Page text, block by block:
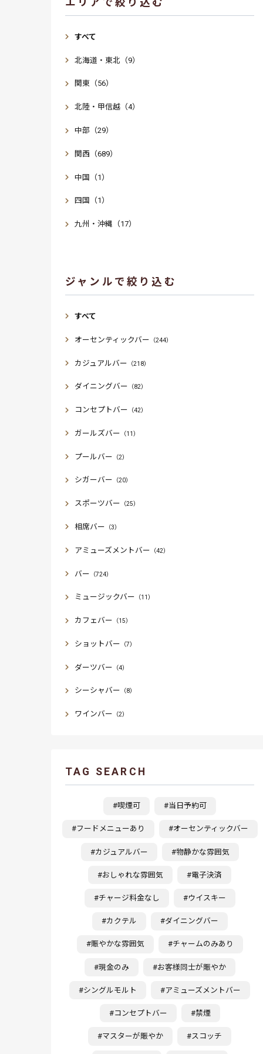
すべて
北海道・東北（9）
関東（56）
北陸・甲信越（4）
中部（29）
関西（689）
中国（1）
四国（1）
九州・沖縄（17）
ジャンルで絞り込む
すべて
オーセンティックバー （244）
カジュアルバー （218）
ダイニングバー （82）
コンセプトバー （42）
ガールズバー （11）
プールバー （2）
シガーバー （20）
スポーツバー （25）
相席バー （3）
アミューズメントバー （42）
バー （724）
ミュージックバー （11）
カフェバー （15）
ショットバー （7）
ダーツバー （4）
シーシャバー （8）
ワインバー （2）
TAG SEARCH
#喫煙可 #当日予約可
#フードメニューあり #オーセンティックバー
#カジュアルバー #物静かな雰囲気
#おしゃれな雰囲気 #電子決済
#チャージ料金なし #ウイスキー
#カクテル #ダイニングバー
#賑やかな雰囲気 #チャームのみあり
#現金のみ #お客様同士が賑やか
#シングルモルト #アミューズメントバー
#コンセプトバー #禁煙
#マスターが賑やか #スコッチ